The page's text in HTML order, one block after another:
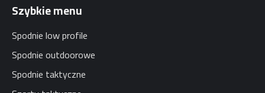
Szybkie menu
Spodnie low profile
Spodnie outdoorowe
Spodnie taktyczne